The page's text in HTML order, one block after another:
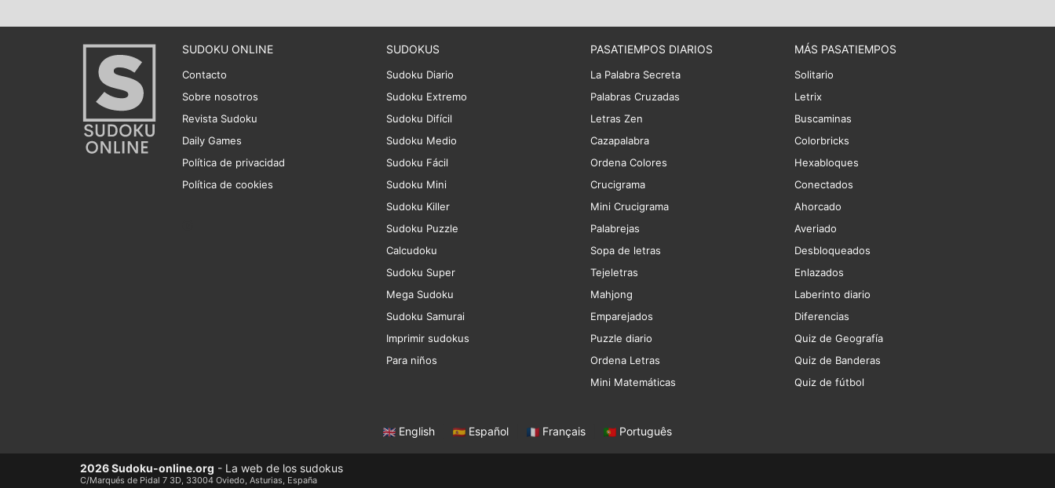
SUDOKU ONLINE
Contacto
Sobre nosotros
Revista Sudoku
Daily Games
Política de privacidad
Política de cookies
SUDOKUS
Sudoku Diario
Sudoku Extremo
Sudoku Difícil
Sudoku Medio
Sudoku Fácil
Sudoku Mini
Sudoku Killer
Sudoku Puzzle
Calcudoku
Sudoku Super
Mega Sudoku
Sudoku Samurai
Imprimir sudokus
Para niños
PASATIEMPOS DIARIOS
La Palabra Secreta
Palabras Cruzadas
Letras Zen
Cazapalabra
Ordena Colores
Crucigrama
Mini Crucigrama
Palabrejas
Sopa de letras
Tejeletras
Mahjong
Emparejados
Puzzle diario
Ordena Letras
Mini Matemáticas
MÁS PASATIEMPOS
Solitario
Letrix
Buscaminas
Colorbricks
Hexabloques
Conectados
Ahorcado
Averiado
Desbloqueados
Enlazados
Laberinto diario
Diferencias
Quiz de Geografía
Quiz de Banderas
Quiz de fútbol
English Español Français Português
2026 Sudoku-online.org - La web de los sudokus
C/Marqués de Pidal 7 3D, 33004 Oviedo, Asturias, España